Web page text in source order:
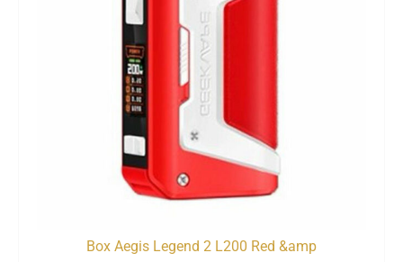
Box Aegis Legend 2 L200 Red &amp